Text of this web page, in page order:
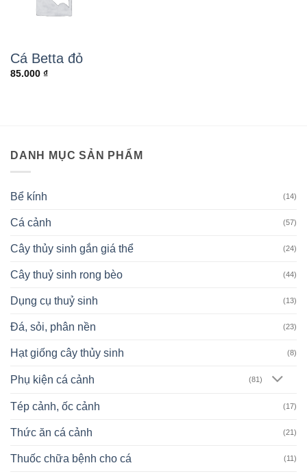
Cá Betta đỏ
85.000 ₫
DANH MỤC SẢN PHẨM
Bể kính (14)
Cá cảnh (57)
Cây thủy sinh gắn giá thể (24)
Cây thuỷ sinh rong bèo (44)
Dụng cụ thuỷ sinh (13)
Đá, sỏi, phân nền (23)
Hạt giống cây thủy sinh (8)
Phụ kiện cá cảnh (81)
Tép cảnh, ốc cảnh (17)
Thức ăn cá cảnh (21)
Thuốc chữa bệnh cho cá (11)